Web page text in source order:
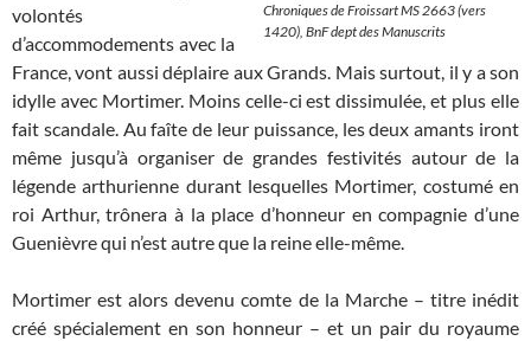
Chroniques de FroissartMS 2663 (vers
1420), BnF dept des Manuscrits
volontés
d’accommodements avec la
France, vont aussi déplaire aux Grands. Mais surtout, il y a son
idylle avec Mortimer. Moins celle-ci est dissimulée, et plus elle
fait scandale. Au faîte de leur puissance, les deux amants iront
même jusqu’à organiser de grandes festivités autour de la
légende arthurienne durant lesquelles Mortimer, costumé en
roi Arthur, trônera à la place d’honneur en compagnie d’une
Guenièvre qui n’est autre que la reine elle-même.
Mortimer est alors devenu comte de la Marche – titre inédit
créé spécialement en son honneur – et un pair du royaume